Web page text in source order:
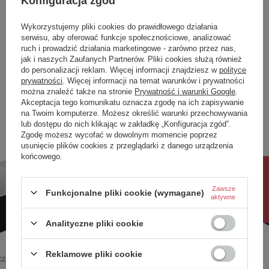
W komplecie stelaż oraz syfon z chromowanym
odpływem i przelewem.
Do wyboru dodatkowo pokrywa na odpływ i
przelew do wanny wolnostojącej w 4
Biały Połysk, Czarny Połysk, Czarny Mat, Złoty
Symbol
Seria SOLA
kolor Czarny Mat
Strona Wanny Prawa
Zobacz również
Poprzedni z tej kategorii Następny z tej kategorii
Wykorzystujemy pliki cookies do prawidłowego działania
serwisu, aby oferować funkcje społecznościowe, analizować
ruch i prowadzić działania marketingowe - zarówno przez nas,
jak i naszych Zaufanych Partnerów. Pliki cookies służą również
do personalizacji reklam. Więcej informacji znajdziesz w polityce
prywatności . Więcej informacji na temat warunków i prywatności
można znaleźć także na stronie Prywatność i warunki Google
Akceptacja tego komunikatu oznacza zgodę na ich zapisywanie
na Twoim komputerze. Możesz określić warunki przechowywania
lub dostępu do nich klikając w zakładkę „Konfiguracja zgód”.
Zgodę możesz wycofać w dowolnym momencie poprzez
usunięcie plików cookies z przeglądarki z danego urządzenia
końcowego.
Funkcjonalne pliki cookie (wymagane)
Zawsze
aktywne
Analityczne pliki cookie
Reklamowe pliki cookie